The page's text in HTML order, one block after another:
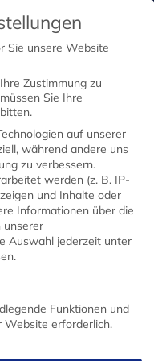
Sie unsere Website
Zustimmung zu
Sie Ihre
auf unserer
während andere uns
zu verbessern.
werden (z. B. IP-
und Inhalte oder
Informationen über die
unserer
Auswahl jederzeit unter
Funktionen und
Website erforderlich.